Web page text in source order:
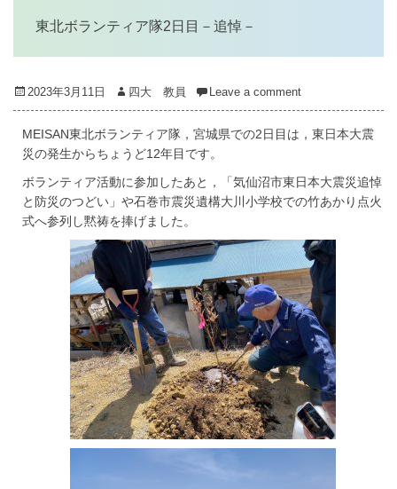
東北ボランティア隊2日目－追悼－
Posted
on
2023年3月11日 Author
四大 教員 Leave a comment
MEISAN東北ボランティア隊，宮城県での2日目は，東日本大震
災の発生からちょうど12年目です。
ボランティア活動に参加したあと，「気仙沼市東日本大震災追悼
と防災のつどい」や石巻市震災遺構大川小学校での竹あかり点火
式へ参列し黙祷を捧げました。